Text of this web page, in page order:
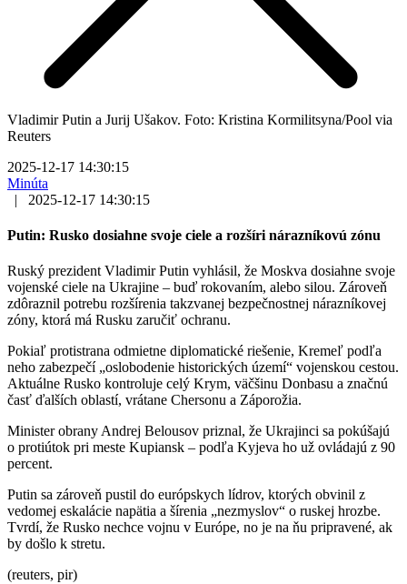
Vladimir Putin a Jurij Ušakov. Foto: Kristina Kormilitsyna/Pool via
Reuters
2025-12-17 14:30:15
Minúta
|
2025-12-17 14:30:15
Putin: Rusko dosiahne svoje ciele a rozšíri nárazníkovú zónu
Ruský prezident Vladimir Putin vyhlásil, že Moskva dosiahne svoje
vojenské ciele na Ukrajine – buď rokovaním, alebo silou. Zároveň
zdôraznil potrebu rozšírenia takzvanej bezpečnostnej nárazníkovej
zóny, ktorá má Rusku zaručiť ochranu.
Pokiaľ protistrana odmietne diplomatické riešenie, Kremeľ podľa
neho zabezpečí „oslobodenie historických území“ vojenskou cestou.
Aktuálne Rusko kontroluje celý Krym, väčšinu Donbasu a značnú
časť ďalších oblastí, vrátane Chersonu a Záporožia.
Minister obrany Andrej Belousov priznal, že Ukrajinci sa pokúšajú
o protiútok pri meste Kupiansk – podľa Kyjeva ho už ovládajú z 90
percent.
Putin sa zároveň pustil do európskych lídrov, ktorých obvinil z
vedomej eskalácie napätia a šírenia „nezmyslov“ o ruskej hrozbe.
Tvrdí, že Rusko nechce vojnu v Európe, no je na ňu pripravené, ak
by došlo k stretu.
(reuters, pir)